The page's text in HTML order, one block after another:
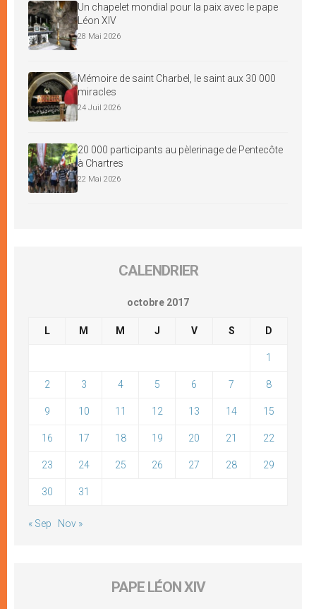
Un chapelet mondial pour la paix avec le pape
Léon XIV
28 Mai 2026
Mémoire de saint Charbel, le saint aux 30 000
miracles
24 Juil 2026
20 000 participants au pèlerinage de Pentecôte
à Chartres
22 Mai 2026
CALENDRIER
octobre 2017
L M M J V S D
1
2 3 4 5 6 7 8
9 10 11 12 13 14 15
16 17 18 19 20 21 22
23 24 25 26 27 28 29
30 31
« Sep Nov »
PAPE LÉON XIV